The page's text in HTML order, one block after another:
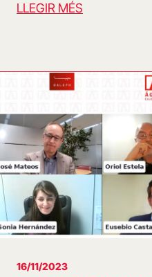
LLEGIR MÉS
16/11/2023